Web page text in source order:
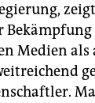
Medien als